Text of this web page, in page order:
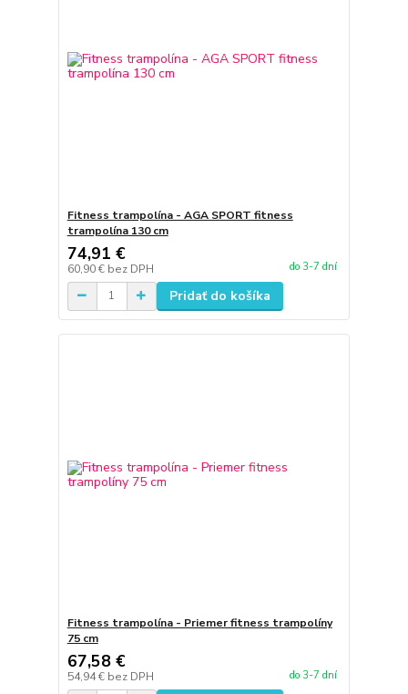
Fitness trampolína - AGA SPORT fitness
trampolína 130 cm
74,91 €
60,90 € bez DPH do 3-7 dní
Pridať do košíka
Fitness trampolína - Priemer fitness trampolíny
75 cm
67,58 €
54,94 € bez DPH do 3-7 dní